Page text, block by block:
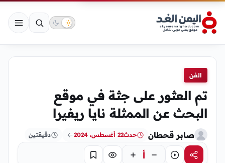
الفن
تم العثور على جثة في موقع
البحث عن الممثلة نايا ريفيرا
صابر قحطان حدث22 أغسطس، 2024 دقيقتين
مشاركةاستماع أ تركيز حفظ